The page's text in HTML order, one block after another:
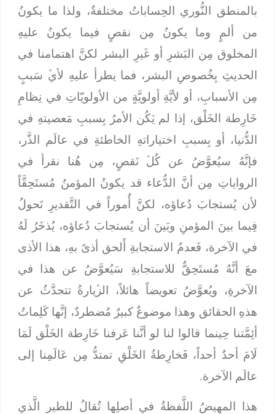
بالمنطق النُّوري الحِساباتُ مختلفةٌ، ولذا ما يكونُ
من ألمٍ وما يكونُ مِن نقصٍ فيما يكونُ عليهِ
المخلوق مِن البَشرِ أو غَيرِ البشر لكنَّ اهتمامنا في
الحديثِ بِخُصوصِ البشر، فما يطرأ عليهِ لأيﱢ سَببٍ
مِن الأسبابِ، أو لأيَّةِ أولويَّةٍ من الأولويّاتِ في نِظامِ
خَارِطة الخَلْق، إذا لم يَكُن الأمرُ بِسببِ مَعصيتهِ في
الدُّنيا، أو بِسببِ اختياراتهِ الخاطئةِ في عالَم الذَّر،
فإنَّهُ سيُعوَّضُ عن كُلﱢ نَقصٍ، مِن هُنا نقرأ في
الرواياتِ مِن أنَّ الدُّعاء قد يكونُ المؤمنُ مُستَحِقَّاً
لأن يُستجابَ دُعاؤه، لكنَّ أُموراً في التَّقديرِ تَحولُ
فِيما بينَ المؤمنِ وبَينَ أن يُستجابَ دُعاؤه، يُذخَرُ لَهُ
في الآخرة، فَعدمُ الاستجابةِ أَلحق أذىً بهِ، هذا الأذى
معَ أنَّهُ مُستَحِقٌّ للاستجابةِ سَيُعوَّضُ عن هذا في
الآخرةِ، ويُعوَّضُ تعويضاً هائلاً، الزﱢيارةُ تتحدَّثُ عن
هذهِ الحقائق وهذا موضوعٌ كبيرٌ مُضطردٌ، إنَّها كَلِماتُ
أئِمَّتنا حِينما قالوا لنا لو أنَّنا عَرفنا خَارِطة الخَلْق لَمَا
لَامَ أحدٌ أحداً، فَخارِطةُ الخَلْقِ تمتدُّ مِن عَالَمِنا إلى
عالَم الآخرة.
هذا المهِيضُ اللَّفظةُ في أصلِها تُقالُ للطير الَّذي